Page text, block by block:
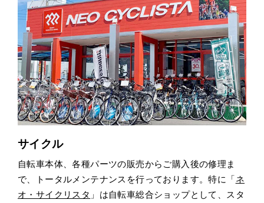
サイクル
自転車本体、各種パーツの販売からご購入後の修理ま
で、トータルメンテナンスを行っております。特に「ネ
オ・サイクリスタ 」は自転車総合ショップとして、スタ